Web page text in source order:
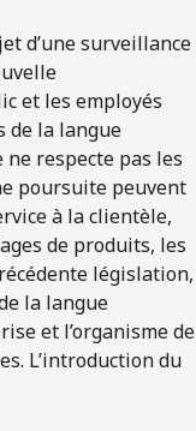
d’une surveillance
et les employés
de la langue
respecte pas les
poursuite peuvent
à la clientèle,
de produits, les
législation,
la langue
et l’organisme de
L’introduction du